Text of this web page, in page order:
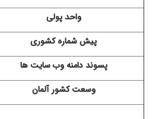
واحد پولی
پیش شماره کشوری
پسوند دامنه وب سایت ها
وسعت کشور آلمان